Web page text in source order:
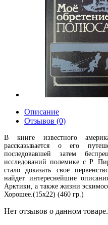
Описание
Отзывов (0)
В книге известного
рассказывается о его
последовавшей затем
исследований полемике с Р.
стало доказать свое
найдет интереснейшие
Арктики, а также жизни
Хорошее.(15х22) (460 гр.)
Нет отзывов о данном товаре.